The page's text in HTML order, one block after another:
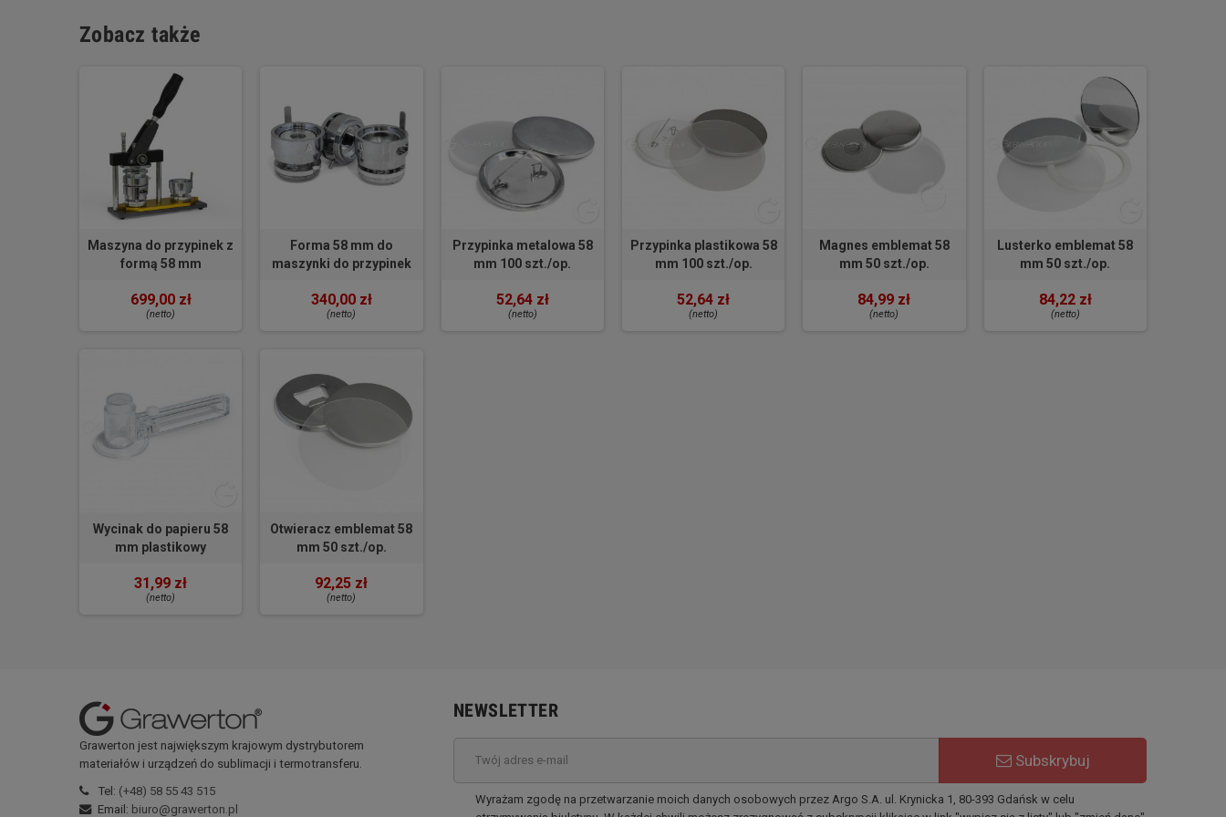
Zobacz także
Maszyna do przypinek z
formą 58 mm
699,00 zł
(netto)
Forma 58 mm do
maszynki do przypinek
340,00 zł
(netto)
Przypinka metalowa 58
mm 100 szt./op.
52,64 zł
(netto)
Przypinka plastikowa 58
mm 100 szt./op.
52,64 zł
(netto)
Magnes emblemat 58
mm 50 szt./op.
84,99 zł
(netto)
Lusterko emblemat 58
mm 50 szt./op.
84,22 zł
(netto)
Wycinak do papieru 58
mm plastikowy
31,99 zł
(netto)
Otwieracz emblemat 58
mm 50 szt./op.
92,25 zł
(netto)
Grawerton jest największym krajowym dystrybutorem
materiałów i urządzeń do sublimacji i termotransferu.
Tel: (+48) 58 55 43 515
Email: biuro@grawerton.pl
NEWSLETTER
Subskrybuj
Wyrażam zgodę na przetwarzanie moich danych osobowych przez Argo S.A. ul. Krynicka 1, 80-393 Gdańsk w celu